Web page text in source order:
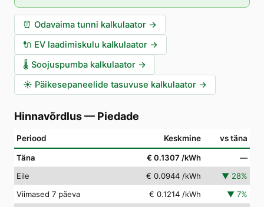
⏰ Odavaima tunni kalkulaator →
🔌 EV laadimiskulu kalkulaator →
🌡️ Soojuspumba kalkulaator →
☀️ Päikesepaneelide tasuvuse kalkulaator →
Hinnavõrdlus— Piedade
Periood Keskmine vs täna
Täna € 0.1307 /kWh
—
Eile
€ 0.0944 /kWh ▼ 28%
Viimased 7 päeva
€ 0.1214 /kWh ▼ 7%